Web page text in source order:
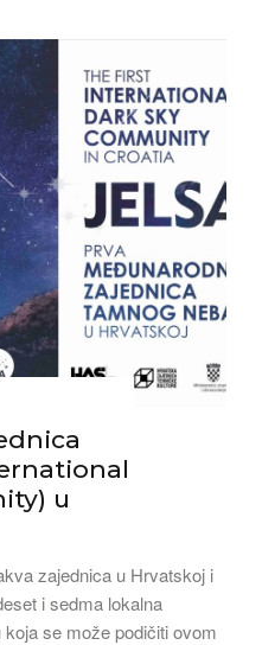
u
zajednica u Hrvatskoj i
i sedma lokalna
se može podičiti ovom